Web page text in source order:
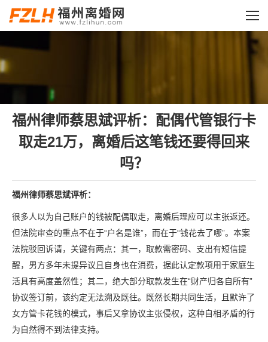
福州律师蔡思斌评析：配偶代管银行卡
取走21万，离婚后这笔钱还要得回来
吗？
福州律师蔡思斌评析：
很多人以为自己账户的钱被配偶取走，离婚后理应可以主张返还。
但法院审查的重点不在于“户名是谁”，而在于“钱花去了哪”。本案
法院驳回诉请，关键有两点：其一，取款需密码、支出有短信提
醒，男方多年未提异议且自身也在消费，据此认定款项用于家庭生
活具有高度盖然性；其二，绝大部分取款发生在“财产归各自所有”
协议签订前，该约定无法溯及既往。既然长期共同生活，且默许了
女方管卡花钱的模式，事后又拿协议主张侵权，这种自相矛盾的行
为自然得不到法律支持。